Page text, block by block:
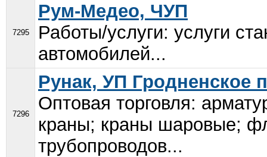
7295
Рум-Медео, ЧУП
Работы/услуги: услуги
автомобилей...
7296
Рунак, УП Гродненское
Оптовая торговля:
краны; краны шаровые;
трубопроводов...